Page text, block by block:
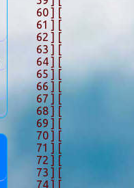
60 ] [
61 ] [
62 ] [
63 ] [
64 ] [
65 ][
66 ] [
67 ] [
68 ] [
69 ] [
70 ] [
71 ] [
72 ] [
73 ] [
74 ] [